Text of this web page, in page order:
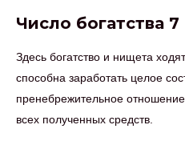
Число богатства 7
Здесь богатство и нищета
способна заработать целое
пренебрежительное
всех полученных средств.